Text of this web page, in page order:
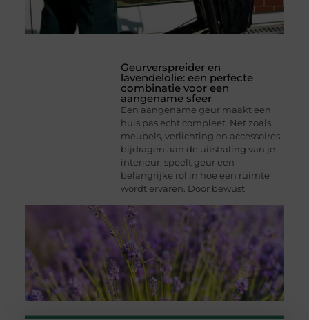
Geurverspreider en
lavendelolie: een perfecte
combinatie voor een
aangename sfeer
Een aangename geur maakt een
huis pas echt compleet. Net zoals
meubels, verlichting en accessoires
bijdragen aan de uitstraling van je
interieur, speelt geur een
belangrijke rol in hoe een ruimte
wordt ervaren. Door bewust